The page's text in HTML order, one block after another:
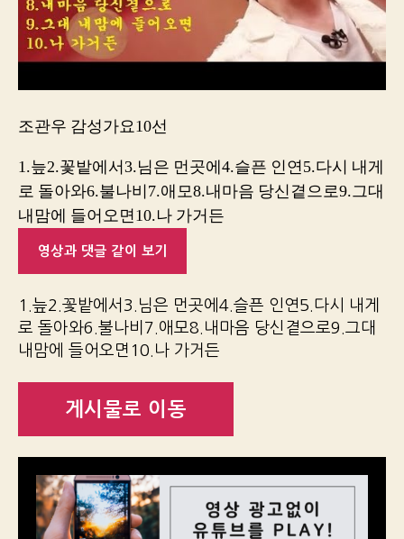
조관우 감성가요10선
1.늪2.꽃밭에서3.님은 먼곳에4.슬픈 인연5.다시 내게
로 돌아와6.불나비7.애모8.내마음 당신곁으로9.그대
내맘에 들어오면10.나 가거든
영상과 댓글 같이 보기
1.늪2.꽃밭에서3.님은 먼곳에4.슬픈 인연5.다시 내게
로 돌아와6.불나비7.애모8.내마음 당신곁으로9.그대
내맘에 들어오면10.나 가거든
게시물로 이동